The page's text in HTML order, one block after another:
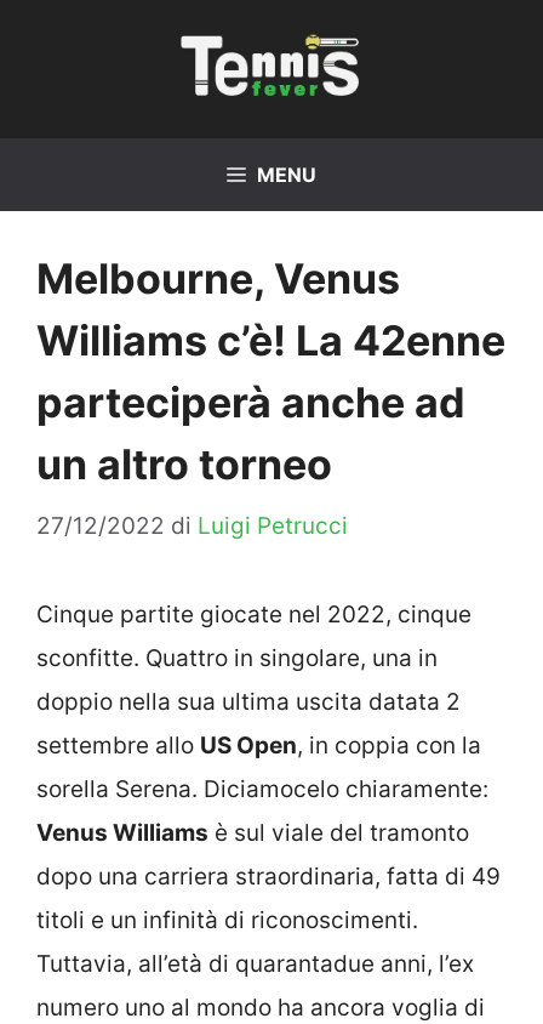
MENU
Melbourne, Venus
Williams c’è! La 42enne
parteciperà anche ad
un altro torneo
27/12/2022 di Luigi Petrucci
Cinque partite giocate nel 2022, cinque
sconfitte. Quattro in singolare, una in
doppio nella sua ultima uscita datata 2
settembre allo US Open, in coppia con la
sorella Serena. Diciamocelo chiaramente:
Venus Williams è sul viale del tramonto
dopo una carriera straordinaria, fatta di 49
titoli e un infinità di riconoscimenti.
Tuttavia, all’età di quarantadue anni, l’ex
numero uno al mondo ha ancora voglia di